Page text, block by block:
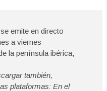
emite en directo
a viernes
la península ibérica,
también,
plataformas: En el